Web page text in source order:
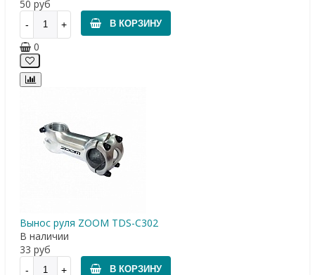
50 руб
В КОРЗИНУ
0
Вынос руля ZOOM TDS-C302
В наличии
33 руб
В КОРЗИНУ